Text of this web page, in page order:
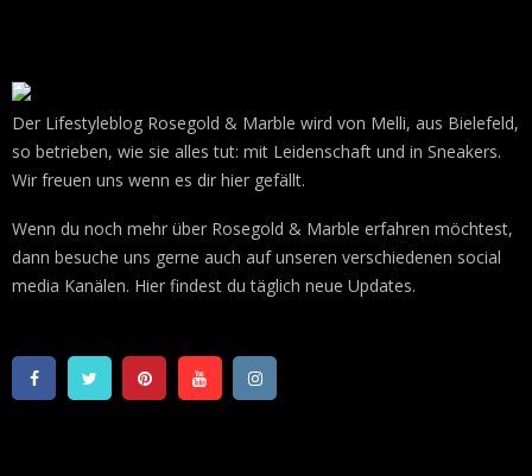
Der Lifestyleblog Rosegold & Marble wird von Melli, aus Bielefeld,
so betrieben, wie sie alles tut: mit Leidenschaft und in Sneakers.
Wir freuen uns wenn es dir hier gefällt.
Wenn du noch mehr über Rosegold & Marble erfahren möchtest,
dann besuche uns gerne auch auf unseren verschiedenen social
media Kanälen. Hier findest du täglich neue Updates.